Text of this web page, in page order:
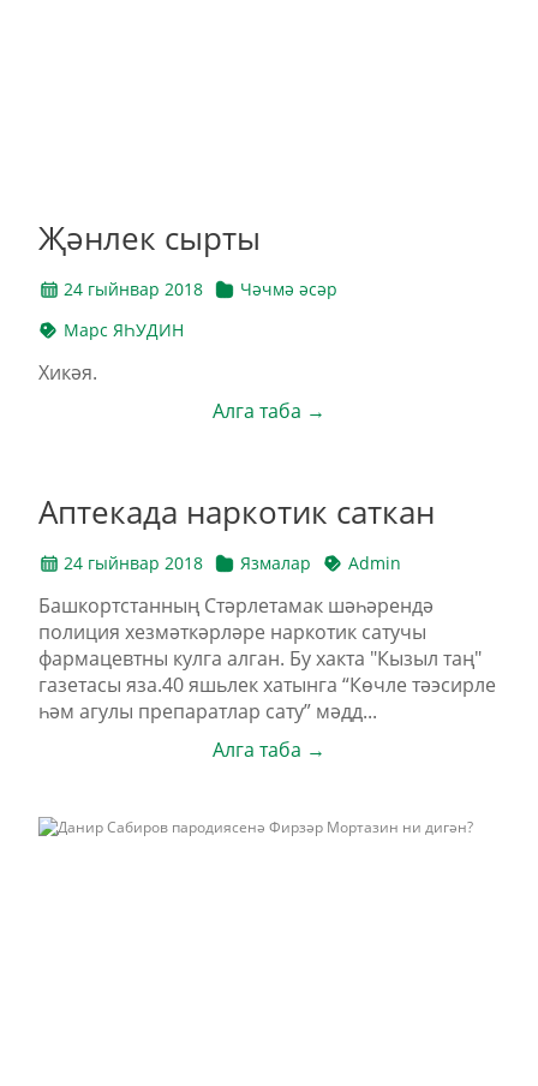
Җәнлек сырты
24 гыйнвар 2018
Чәчмә әсәр
Марс ЯҺУДИН
Хикәя.
Алга таба →
Аптекада наркотик саткан
24 гыйнвар 2018 Язмалар Admin
Башкортстанның Стәрлетамак шәһәрендә
полиция хезмәткәрләре наркотик сатучы
фармацевтны кулга алган. Бу хакта "Кызыл таң"
газетасы яза.40 яшьлек хатынга “Көчле тәэсирле
һәм агулы препаратлар сату” мәдд...
Алга таба →